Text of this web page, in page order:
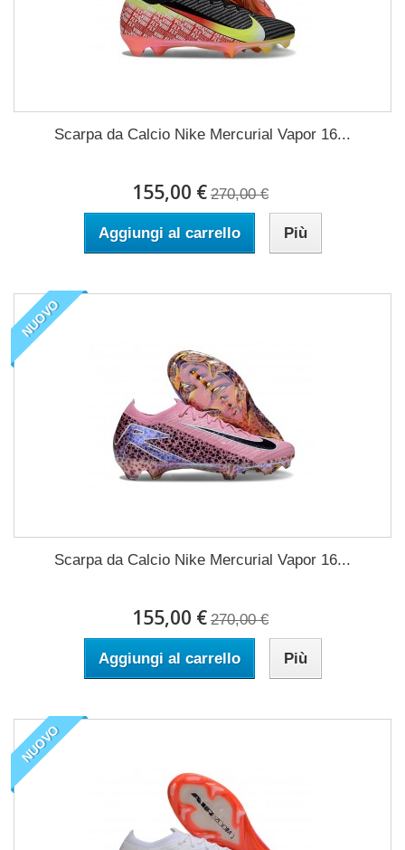
Scarpa da Calcio Nike Mercurial Vapor 16...
155,00 € 270,00 €
Aggiungi al carrello Più
NUOVO
Scarpa da Calcio Nike Mercurial Vapor 16...
155,00 € 270,00 €
Aggiungi al carrello Più
NUOVO